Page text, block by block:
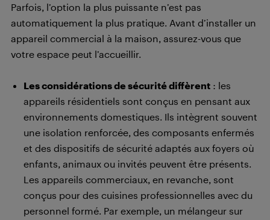
Parfois, l’option la plus puissante n’est pas
automatiquement la plus pratique. Avant d’installer un
appareil commercial à la maison, assurez-vous que
votre espace peut l’accueillir.
Les considérations de sécurité diffèrent : les
appareils résidentiels sont conçus en pensant aux
environnements domestiques. Ils intègrent souvent
une isolation renforcée, des composants enfermés
et des dispositifs de sécurité adaptés aux foyers où
enfants, animaux ou invités peuvent être présents.
Les appareils commerciaux, en revanche, sont
conçus pour des cuisines professionnelles avec du
personnel formé. Par exemple, un mélangeur sur